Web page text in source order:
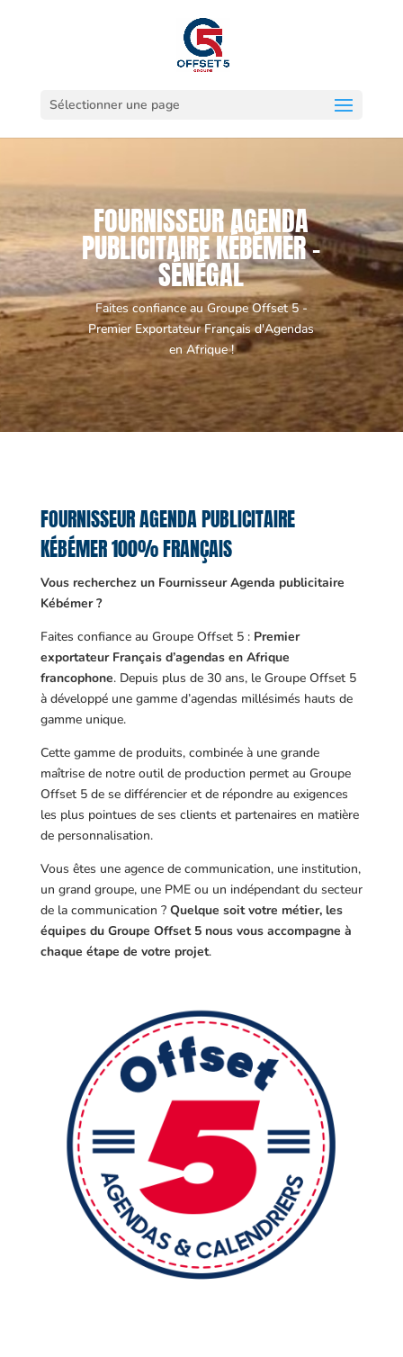
Sélectionner une page
FOURNISSEUR AGENDA
PUBLICITAIRE KÉBÉMER -
SÉNÉGAL
Faites confiance au Groupe Offset 5 -
Premier Exportateur Français d'Agendas
en Afrique !
FOURNISSEUR AGENDA PUBLICITAIRE
KÉBÉMER 100% FRANÇAIS
Vous recherchez un Fournisseur Agenda publicitaire
Kébémer ?
Faites confiance au Groupe Offset 5 : Premier
exportateur Français d’agendas en Afrique
francophone. Depuis plus de 30 ans, le Groupe Offset 5
à développé une gamme d’agendas millésimés hauts de
gamme unique.
Cette gamme de produits, combinée à une grande
maîtrise de notre outil de production permet au Groupe
Offset 5 de se différencier et de répondre au exigences
les plus pointues de ses clients et partenaires en matière
de personnalisation.
Vous êtes une agence de communication, une institution,
un grand groupe, une PME ou un indépendant du secteur
de la communication ? Quelque soit votre métier, les
équipes du Groupe Offset 5 nous vous accompagne à
chaque étape de votre projet.